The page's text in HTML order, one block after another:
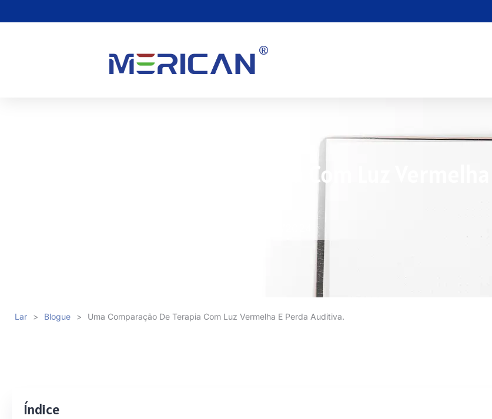
Uma Comparação De Terapia Com Luz Vermelha E
Lar > Blogue > Uma Comparação De Terapia Com Luz Vermelha E Perda Auditiva.
Índice